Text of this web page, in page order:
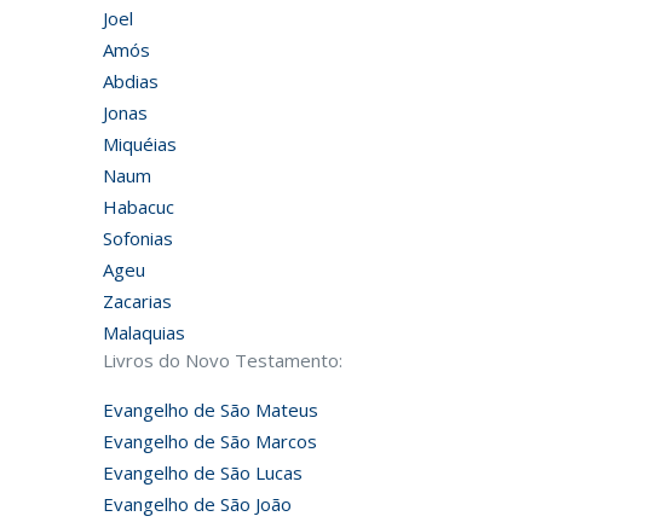
Joel
Amós
Abdias
Jonas
Miquéias
Naum
Habacuc
Sofonias
Ageu
Zacarias
Malaquias
Livros do Novo Testamento:
Evangelho de São Mateus
Evangelho de São Marcos
Evangelho de São Lucas
Evangelho de São João